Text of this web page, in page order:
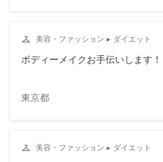
checkroom 美容・ファッション ▸ ダイエット
ボディーメイクお手伝いします！
東京都
checkroom 美容・ファッション ▸ ダイエット